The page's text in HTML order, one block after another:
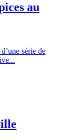
au
série de